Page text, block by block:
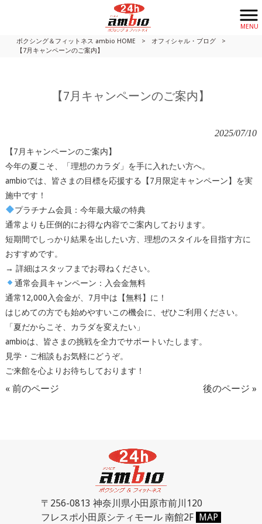
MENU
ボクシング＆フィットネス ambio HOME
> オフィシャル・ブログ
>
【7月キャンペーンのご案内】
【7月キャンペーンのご案内】
2025/07/10
【7月キャンペーンのご案内】
今年の夏こそ、「理想のカラダ」を手に入れたい方へ。
ambioでは、皆さまの目標を応援する【7月限定キャンペーン】を実
施中です！
プラチナム会員：今年最大級の特典
通常よりも圧倒的にお得な内容でご案内しております。
短期間でしっかり結果を出したい方、理想のスタイルを目指す方に
おすすめです。
→ 詳細はスタッフまでお尋ねください。
通常会員キャンペーン：入会金無料
通常12,000入会金が、7月中は【無料】に！
はじめての方でも始めやすいこの機会に、ぜひご利用ください。
「夏だからこそ、カラダを変えたい」
ambioは、皆さまの挑戦を全力でサポートいたします。
見学・ご相談もお気軽にどうぞ。
ご来館を心よりお待ちしております！
« 前のページ 後のページ »
〒256-0813 神奈川県小田原市前川120
フレスポ小田原シティモール 南館2F MAP